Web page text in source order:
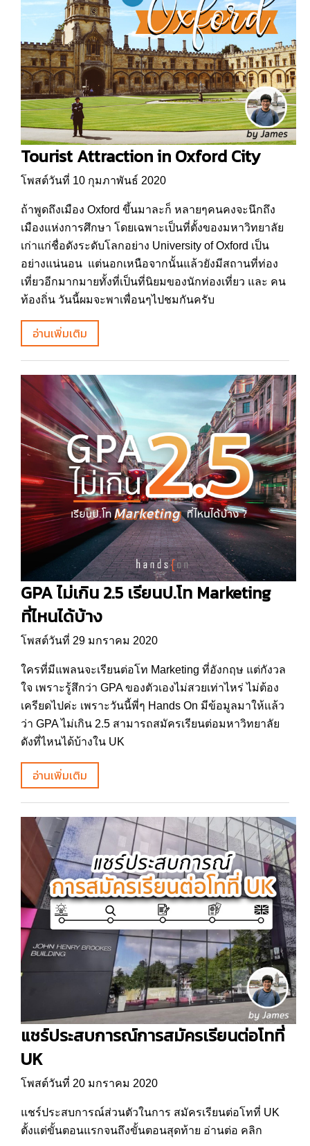
Tourist Attraction in Oxford City
โพสต์วันที่ 10 กุมภาพันธ์ 2020
ถ้าพูดถึงเมือง Oxford ขึ้นมาละก็ หลายๆคนคงจะนึกถึง
เมืองแห่งการศึกษา โดยเฉพาะเป็นที่ตั้งของมหาวิทยาลัย
เก่าแก่ชื่อดังระดับโลกอย่าง University of Oxford เป็น
อย่างแน่นอน แต่นอกเหนือจากนั้นแล้วยังมีสถานที่ท่อง
เที่ยวอีกมากมายทั้งที่เป็นที่นิยมของนักท่องเที่ยว และ คน
ท้องถิ่น วันนี้ผมจะพาเพื่อนๆไปชมกันครับ
อ่านเพิ่มเติม
GPA ไม่เกิน 2.5 เรียนป.โท Marketing
ที่ไหนได้บ้าง
โพสต์วันที่ 29 มกราคม 2020
ใครที่มีแพลนจะเรียนต่อโท Marketing ที่อังกฤษ แต่กังวล
ใจ เพราะรู้สึกว่า GPA ของตัวเองไม่สวยเท่าไหร่ ไม่ต้อง
เครียดไปค่ะ เพราะวันนี้พี่ๆ Hands On มีข้อมูลมาให้เเล้ว
ว่า GPA ไม่เกิน 2.5 สามารถสมัครเรียนต่อมหาวิทยาลัย
ดังที่ไหนได้บ้างใน UK
อ่านเพิ่มเติม
แชร์ประสบการณ์การสมัครเรียนต่อโทที่
UK
โพสต์วันที่ 20 มกราคม 2020
แชร์ประสบการณ์ส่วนตัวในการ สมัครเรียนต่อโทที่ UK
ตั้งแต่ขั้นตอนแรกจนถึงขั้นตอนสุดท้าย อ่านต่อ คลิก